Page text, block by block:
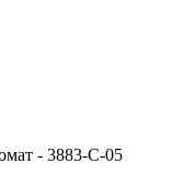
- 3883-C-05